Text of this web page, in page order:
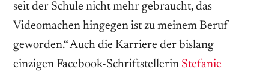
seit der Schule nicht mehr gebraucht, das
Videomachen hingegen ist zu meinem Beruf
geworden.“ Auch die Karriere der bislang
einzigen Facebook-Schriftstellerin Stefanie